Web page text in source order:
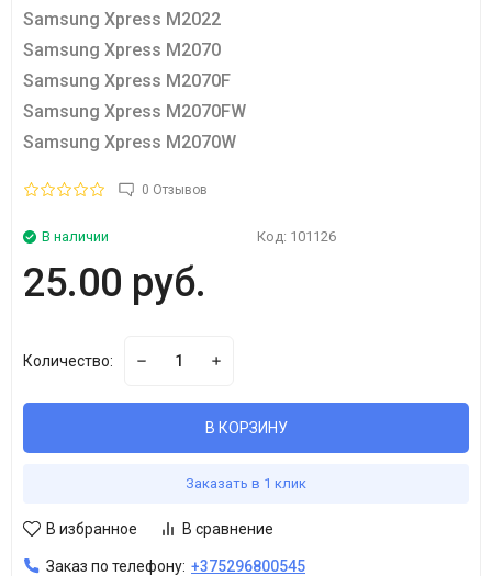
Samsung Xpress M2022
Samsung Xpress M2070
Samsung Xpress M2070F
Samsung Xpress M2070FW
Samsung Xpress M2070W
0 Отзывов
В наличии Код: 101126
25.00 руб.
Количество:
В КОРЗИНУ
Заказать в 1 клик
В избранное В сравнение
Заказ по телефону: +375296800545